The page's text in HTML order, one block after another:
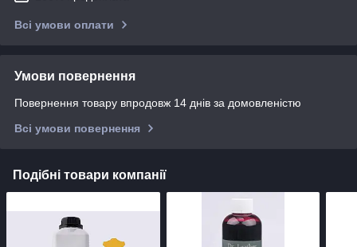
Всі умови оплати
Умови повернення
Повернення товару впродовж 14 днів за домовленістю
Всі умови повернення
Подібні товари компанії